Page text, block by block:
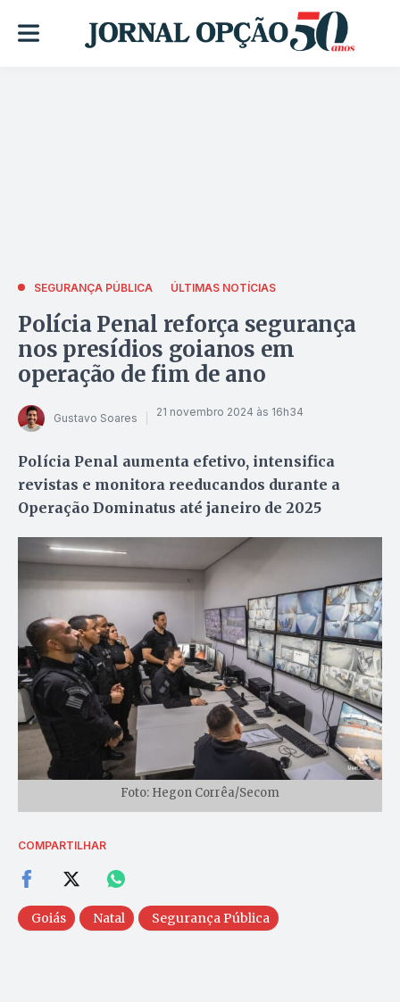
SEGURANÇA PÚBLICA ÚLTIMAS NOTÍCIAS
Polícia Penal reforça segurança
nos presídios goianos em
operação de fim de ano
Gustavo Soares 21 novembro 2024 às 16h34
Polícia Penal aumenta efetivo, intensifica
revistas e monitora reeducandos durante a
Operação Dominatus até janeiro de 2025
Foto: Hegon Corrêa/Secom
COMPARTILHAR
Goiás Natal Segurança Pública